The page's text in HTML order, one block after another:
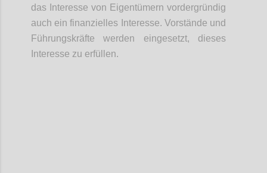
das Interesse von Eigentümern vordergründig
auch ein finanzielles Interesse. Vorstände und
Führungskräfte werden eingesetzt, dieses
Interesse zu erfüllen.